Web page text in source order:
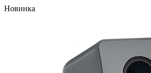
Новинка